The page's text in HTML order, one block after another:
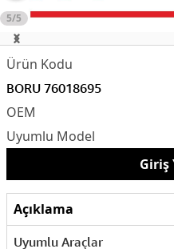
5/5
BORU 76018695
Giriş
Açıklama
Uyumlu Araçlar